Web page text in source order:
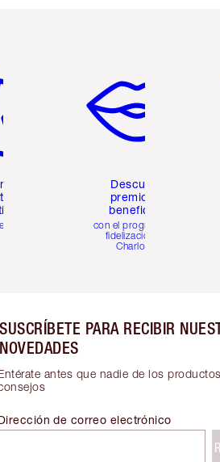
2
pedido
Descubre
premios y
beneficios
con el programa de
fidelización de
Charlotte
SUSCRÍBETE PARA RECIBIR
NOVEDADES
antes que nadie de los
de correo electrónico